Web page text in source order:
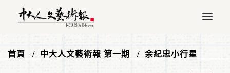
首頁 中大人文藝術報 第一期 余紀忠小行星